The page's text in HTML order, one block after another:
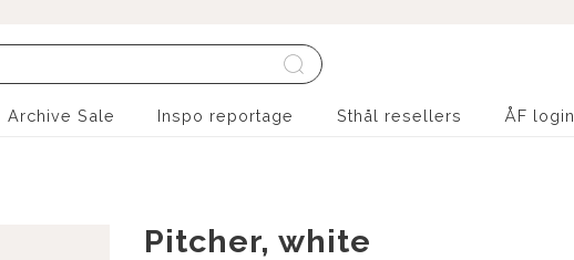
Archive Sale Inspo reportage Sthål resellers ÅF login
Pitcher, white